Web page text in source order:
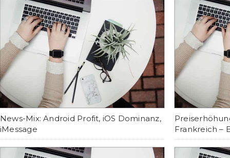
News-Mix: Android Profit, iOS Dominanz,
iMessage
Frankreich –